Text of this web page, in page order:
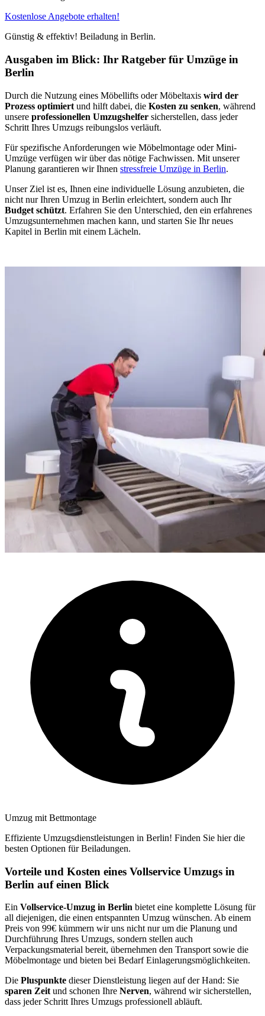
Kostenlose Angebote erhalten!
Günstig & effektiv! Beiladung in Berlin.
Ausgaben im Blick: Ihr Ratgeber für Umzüge in
Berlin
Durch die Nutzung eines Möbellifts oder Möbeltaxis wird der
Prozess optimiert und hilft dabei, die Kosten zu senken, während
unsere professionellen Umzugshelfer sicherstellen, dass jeder
Schritt Ihres Umzugs reibungslos verläuft.
Für spezifische Anforderungen wie Möbelmontage oder Mini-
Umzüge verfügen wir über das nötige Fachwissen. Mit unserer
Planung garantieren wir Ihnen stressfreie Umzüge in Berlin.
Unser Ziel ist es, Ihnen eine individuelle Lösung anzubieten, die
nicht nur Ihren Umzug in Berlin erleichtert, sondern auch Ihr
Budget schützt. Erfahren Sie den Unterschied, den ein erfahrenes
Umzugsunternehmen machen kann, und starten Sie Ihr neues
Kapitel in Berlin mit einem Lächeln.
Umzug mit Bettmontage
Effiziente Umzugsdienstleistungen in Berlin! Finden Sie hier die
besten Optionen für Beiladungen.
Vorteile und Kosten eines Vollservice Umzugs in
Berlin auf einen Blick
Ein Vollservice-Umzug in Berlin bietet eine komplette Lösung für
all diejenigen, die einen entspannten Umzug wünschen. Ab einem
Preis von 99€ kümmern wir uns nicht nur um die Planung und
Durchführung Ihres Umzugs, sondern stellen auch
Verpackungsmaterial bereit, übernehmen den Transport sowie die
Möbelmontage und bieten bei Bedarf Einlagerungsmöglichkeiten.
Die Pluspunkte dieser Dienstleistung liegen auf der Hand: Sie
sparen Zeit und schonen Ihre Nerven, während wir sicherstellen,
dass jeder Schritt Ihres Umzugs professionell abläuft.